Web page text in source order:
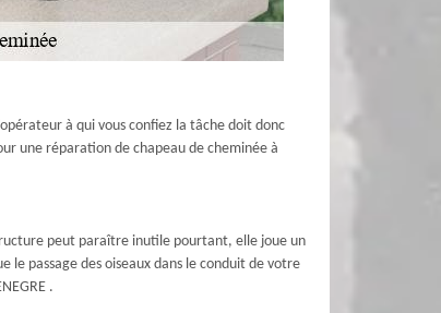
à qui vous confiez la tâche doit donc
une réparation de chapeau de cheminée à
peut paraître inutile pourtant, elle joue un
passage des oiseaux dans le conduit de votre
.